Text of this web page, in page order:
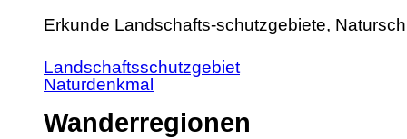
Erkunde Landschafts-schutzgebiete,
Landschaftsschutzgebiet
Naturdenkmal
Wanderregionen